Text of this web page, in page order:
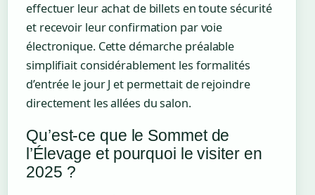
effectuer leur achat de billets en toute sécurité
et recevoir leur confirmation par voie
électronique. Cette démarche préalable
simplifiait considérablement les formalités
d’entrée le jour J et permettait de rejoindre
directement les allées du salon.
Qu’est-ce que le Sommet de
l’Élevage et pourquoi le visiter en
2025 ?